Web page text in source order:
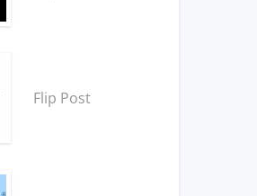
Flip Post